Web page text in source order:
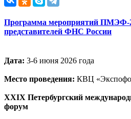
Программа мероприятий ПМЭФ-
представителей ФНС России
Дата: 3-6 июня 2026 года
Место проведения: КВЦ
XXIX Петербургский
форум